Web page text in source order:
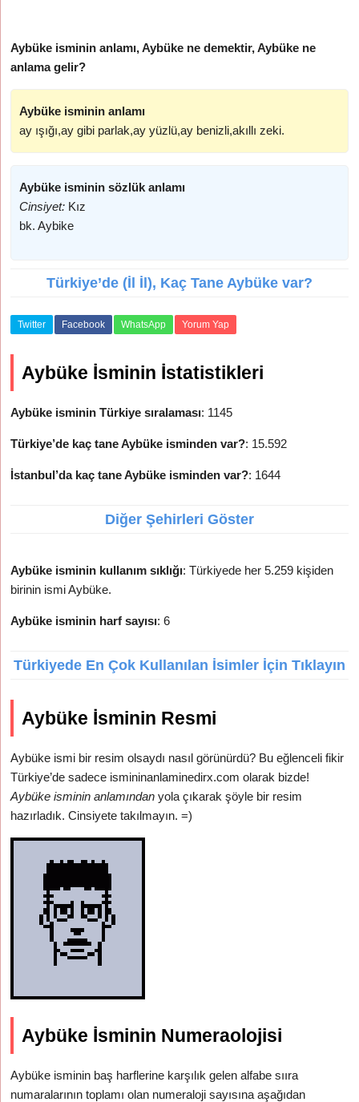
Aybüke isminin anlamı, Aybüke ne demektir, Aybüke ne
anlama gelir?
Aybüke isminin anlamı
ay ışığı,ay gibi parlak,ay yüzlü,ay benizli,akıllı zeki.
Aybüke isminin sözlük anlamı
Cinsiyet: Kız
bk. Aybike
Türkiye’de (İl İl), Kaç Tane Aybüke var?
Twitter Facebook WhatsApp Yorum Yap
Aybüke İsminin İstatistikleri
Aybüke isminin Türkiye sıralaması: 1145
Türkiye’de kaç tane Aybüke isminden var?: 15.592
İstanbul’da kaç tane Aybüke isminden var?: 1644
Diğer Şehirleri Göster
Aybüke isminin kullanım sıklığı: Türkiyede her 5.259 kişiden
birinin ismi Aybüke.
Aybüke isminin harf sayısı: 6
Türkiyede En Çok Kullanılan İsimler İçin Tıklayın
Aybüke İsminin Resmi
Aybüke ismi bir resim olsaydı nasıl görünürdü? Bu eğlenceli fikir
Türkiye’de sadece ismininanlaminedirx.com olarak bizde!
Aybüke isminin anlamından yola çıkarak şöyle bir resim
hazırladık. Cinsiyete takılmayın. =)
Aybüke İsminin Numeraolojisi
Aybüke isminin baş harflerine karşılık gelen alfabe sııra
numaralarının toplamı olan numeraloji sayısına aşağıdan